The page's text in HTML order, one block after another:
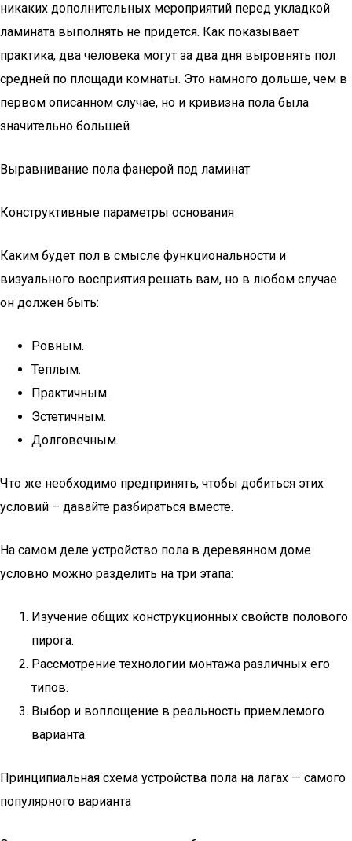
никаких дополнительных мероприятий перед укладкой
ламината выполнять не придется. Как показывает
практика, два человека могут за два дня выровнять пол
средней по площади комнаты. Это намного дольше, чем в
первом описанном случае, но и кривизна пола была
значительно большей.
Выравнивание пола фанерой под ламинат
Конструктивные параметры основания
Каким будет пол в смысле функциональности и
визуального восприятия решать вам, но в любом случае
он должен быть:
Ровным.
Теплым.
Практичным.
Эстетичным.
Долговечным.
Что же необходимо предпринять, чтобы добиться этих
условий – давайте разбираться вместе.
На самом деле устройство пола в деревянном доме
условно можно разделить на три этапа:
Изучение общих конструкционных свойств полового
пирога.
Рассмотрение технологии монтажа различных его
типов.
Выбор и воплощение в реальность приемлемого
варианта.
Принципиальная схема устройства пола на лагах — самого
популярного варианта